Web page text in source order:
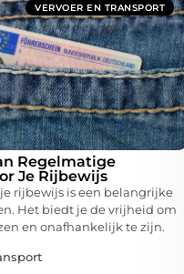
VERVOER EN TRANSPORT
Regelmatige
Je Rijbewijs
rijbewijs is een belangrijke
Het biedt je de vrijheid om
en onafhankelijk te zijn.